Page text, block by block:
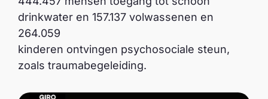
drinkwater en 157.137 volwassenen en
264.059
kinderen ontvingen psychosociale steun,
zoals traumabegeleiding.